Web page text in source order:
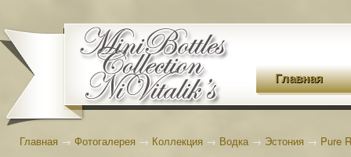
Главная
Главная → Фотогалерея → Коллекция → Водка→ Эстония → Pure